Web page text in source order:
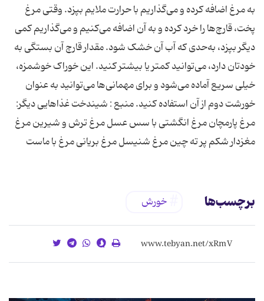
به مرغ اضافه کرده و می‌گذاریم با حرارت ملایم بپزد. وقتی مرغ
پخت، قارچ‌ها را خرد کرده و به آن اضافه می‌کنیم و می‌گذاریم کمی
دیگر بپزد، به‌حدی که آب آن خشک شود. مقدار قارچ آ‌ن‌ بستگی به
خودتان دارد، می‌توانید کمتر یا بیشتر کنید. این خوراک خوشمزه،
خیلی سریع آماده می‌شود و برای مهمانی‌ها می‌توانید به عنوان
خورشت دوم از آن استفاده کنید. منبع : شیندخت غذاهایی دیگر:
مرغ پارمچان مرغ انگشتی با سس عسل مرغ ترش و شیرین مرغ
مغزدار شکم پر ته چین مرغ شنیسل مرغ بریانی مرغ با ماست
برچسب‌ها خورش